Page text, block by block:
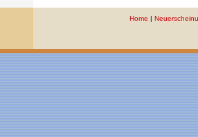
Home |